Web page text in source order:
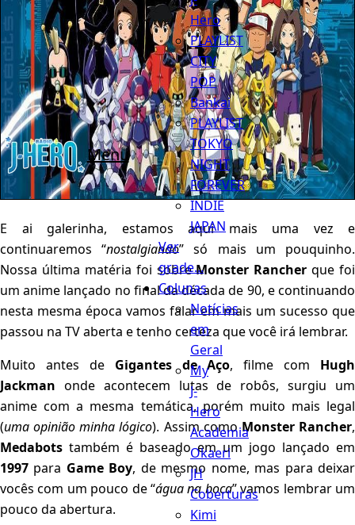
Menu
Hero
PLAYLIST
CITY
POP
Bankai
PLAYLIST
TOKYO
NIGHT
FOREVER
INDIE
JAPAN
Ver
grade...
Colunas
Notícias
em
Geral
My
J-
Hero
Academia
Okaeri
JH
Coberturas
Kimi
E ai galerinha, estamos aqui mais uma vez e
continuaremos “nostalgiando” só mais um pouquinho.
Nossa última matéria foi sobreMonster Rancher que foi
um anime lançado no final da década de 90, e continuando
nesta mesma época vamos falar em mais um sucesso que
passou na TV aberta e tenho certeza que você irá lembrar.
Muito antes de Gigantes de Aço, filme com Hugh
Jackman onde acontecem lutas de robôs, surgiu um
anime com a mesma temática, porém muito mais legal
(uma opinião minha lógico). Assim comoMonster Rancher,
Medabots também é baseado em um jogo lançado em
1997 para Game Boy, de mesmo nome, mas para deixar
vocês com um pouco de “água na boca” vamos lembrar um
pouco da abertura.